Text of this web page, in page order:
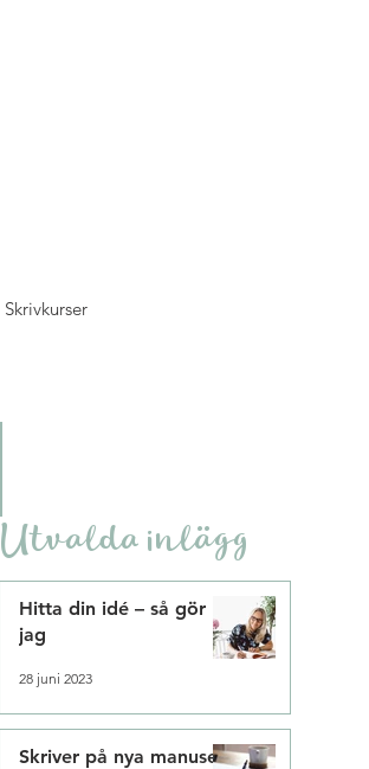
Skrivkurser
Utvalda inlägg
Hitta din idé – så gör
jag
28 juni 2023
Skriver på nya manuset